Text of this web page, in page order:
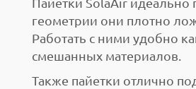
геометрии они плотно
Работать с ними удобно
смешанных материалов.
Также пайетки отлично